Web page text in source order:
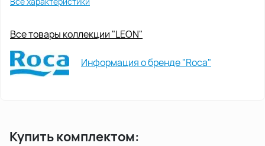
Все товары коллекции "LEON"
Информация о бренде "Roca"
Купить комплектом: